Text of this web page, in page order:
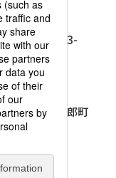
3116
区平河町1-3-
：03-3263-
中央区久太郎町
：03-6733-